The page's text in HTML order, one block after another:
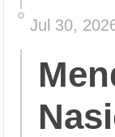
Jul 30,